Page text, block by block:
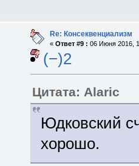
Re: Консеквенциализм
« Ответ #9 : 06 Июня 2016,
(−)2
Цитата: Alaric
Юдковский
хорошо.